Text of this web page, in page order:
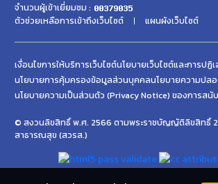
จำนวนผู้เข้าเยี่ยมชม :
ตัวช่วยเหลือการเข้าถึงเว็บไซต์
แผนผังเว็บไซต์
เงื่อนไขการให้บริการเว็บไซต์นโยบายเว็บไซต์และการปฏิ
นโยบายการคุ้มครองข้อมูลส่วนบุคคลนโยบายความปล
นโยบายความเป็นส่วนตัว (Privacy Notice) ของการส
© สงวนลิขสิทธิ์ พ.ศ. 2566 ตามพระราชบัญญัติลิขสิทธิ์
สาธารณสุข (สวรส.)